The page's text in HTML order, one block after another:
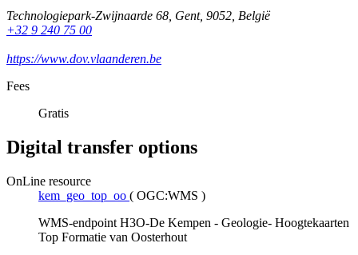
Technologiepark-Zwijnaarde 68, Gent, 9052, België
+32 9 240 75 00
https://www.dov.vlaanderen.be
Fees
Gratis
Digital transfer options
OnLine resource
kem_geo_top_oo ( OGC:WMS )
WMS-endpoint H3O-De Kempen - Geologie- Hoogtekaarten
Top Formatie van Oosterhout